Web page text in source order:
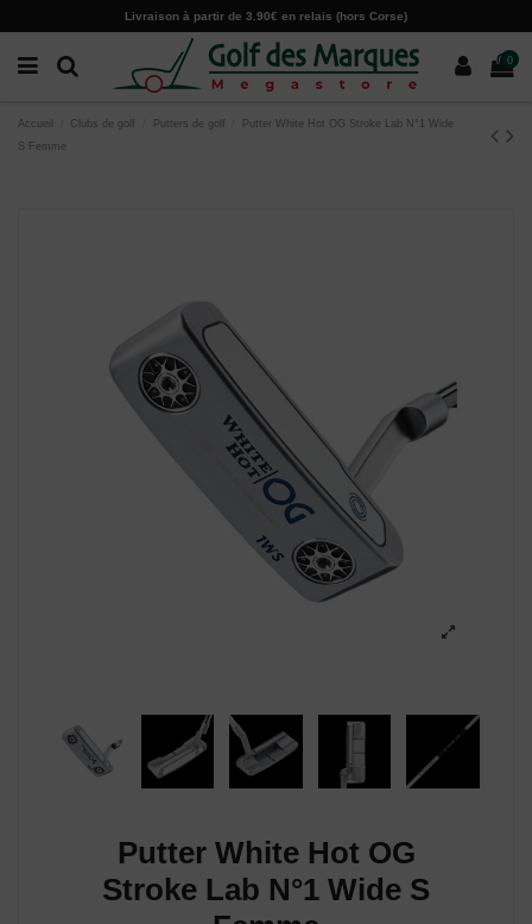
Livraison à partir de 3.90€ en relais (hors Corse)
0
Accueil Clubs de golf Putters de golf
Putter White Hot OG Stroke Lab N°1 Wide
S Femme
Putter White Hot OG
Stroke Lab N°1 Wide S
Paramètres des cookies